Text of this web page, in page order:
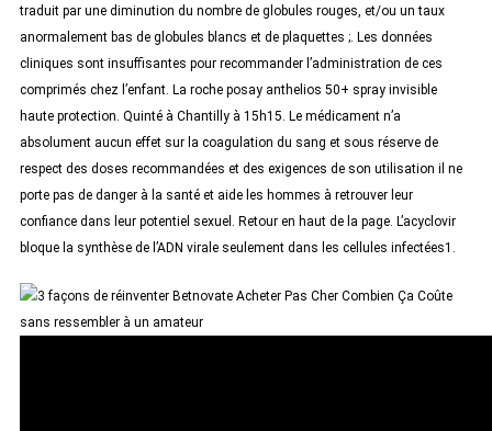
traduit par une diminution du nombre de globules rouges, et/ou un taux
anormalement bas de globules blancs et de plaquettes ;. Les données
cliniques sont insuffisantes pour recommander l’administration de ces
comprimés chez l’enfant. La roche posay anthelios 50+ spray invisible
haute protection. Quinté à Chantilly à 15h15. Le médicament n’a
absolument aucun effet sur la coagulation du sang et sous réserve de
respect des doses recommandées et des exigences de son utilisation il ne
porte pas de danger à la santé et aide les hommes à retrouver leur
confiance dans leur potentiel sexuel. Retour en haut de la page. L’acyclovir
bloque la synthèse de l’ADN virale seulement dans les cellules infectées1.